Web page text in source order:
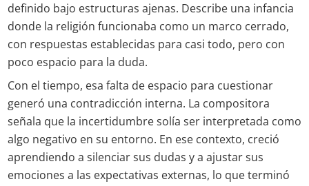
definido bajo estructuras ajenas. Describe una infancia
donde la religión funcionaba como un marco cerrado,
con respuestas establecidas para casi todo, pero con
poco espacio para la duda.
Con el tiempo, esa falta de espacio para cuestionar
generó una contradicción interna. La compositora
señala que la incertidumbre solía ser interpretada como
algo negativo en su entorno. En ese contexto, creció
aprendiendo a silenciar sus dudas y a ajustar sus
emociones a las expectativas externas, lo que terminó